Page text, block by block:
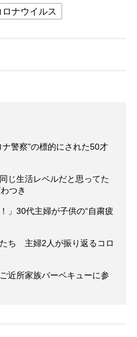
ロナウイルス
ナ警察”の標的にされた50才
じ生活レベルだと思ってた
つき
」30代主婦が子供の“自粛疲
ち 主婦2人が振り返るコロ
近所家族バーベキューに参